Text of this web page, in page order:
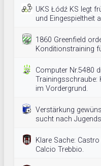
UKS Łódź KS legt
und Eingespieltheit
1860 Greenfield
Konditionstraining
Computer Nr.5480
Trainingsschraube:
im Vordergrund.
Verstärkung
sucht nach
Klare Sache:
Calcio Trebbio.